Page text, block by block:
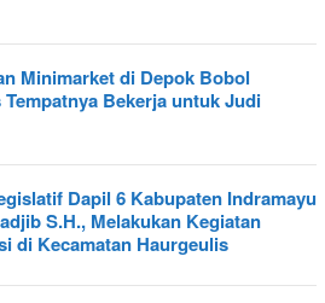
Minimarket di Depok Bobol
Tempatnya Bekerja untuk Judi
Dapil 6 Kabupaten Indramayu
S.H., Melakukan Kegiatan
di Kecamatan Haurgeulis